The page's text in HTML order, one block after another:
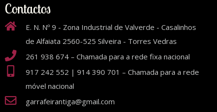
Contactos
E. N. Nº 9 - Zona Industrial de Valverde - Casalinhos
de Alfaiata 2560-525 Silveira - Torres Vedras
261 938 674 – Chamada para a rede fixa nacional
917 242 552 | 914 390 701 – Chamada para a rede
móvel nacional
garrafeirantiga@gmail.com